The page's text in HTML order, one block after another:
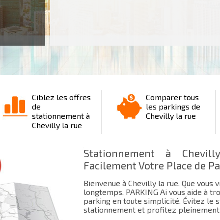
Ciblez les offres
de
stationnement à
Chevilly la rue
Comparer tous
les parkings de
Chevilly la rue
Stationnement à
Facilement Votre Place de
Bienvenue à Chevilly la rue. Que
longtemps, PARKING Ai vous aide à
parking en toute simplicité. Évitez le
stationnement et profitez pleinement